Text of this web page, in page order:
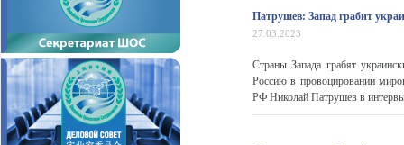
Патрушев: Запад грабит
27.03.2023
Cтраны Запада грабят
Россию в провоцировании
РФ Николай Патрушев в